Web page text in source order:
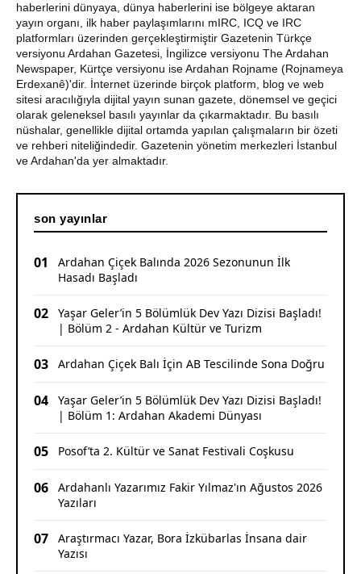
Bir Parti İşte Böyle Bitirilir
CHP Çıldır İl Genel Meclis Üyesi Gökhan Sözbir
Tutuklandı
Ardahan'da Traktör Devrildi: Sürücü Yaralandı
Uluslararası Badminton Turnuvasında Erzincanlı
Sporculardan Büyük Başarı: 3 Altın, 1 Gümüş Madalya
haberlerini dünyaya, dünya haberlerini ise bölgeye aktaran
yayın organı, ilk haber paylaşımlarını mIRC, ICQ ve IRC
platformları üzerinden gerçekleştirmiştir Gazetenin Türkçe
versiyonu Ardahan Gazetesi, İngilizce versiyonu The Ardahan
Newspaper, Kürtçe versiyonu ise Ardahan Rojname (Rojnameya
Erdexanê)'dir. İnternet üzerinde birçok platform, blog ve web
sitesi aracılığıyla dijital yayın sunan gazete, dönemsel ve geçici
olarak geleneksel basılı yayınlar da çıkarmaktadır. Bu basılı
nüshalar, genellikle dijital ortamda yapılan çalışmaların bir özeti
ve rehberi niteliğindedir. Gazetenin yönetim merkezleri İstanbul
ve Ardahan'da yer almaktadır.
son yayınlar
01
Ardahan Çiçek Balında 2026 Sezonunun İlk
Hasadı Başladı
02
Yaşar Geler’in 5 Bölümlük Dev Yazı Dizisi Başladı!
| Bölüm 2 - Ardahan Kültür ve Turizm
03 Ardahan Çiçek Balı İçin AB Tescilinde Sona Doğru
04
Yaşar Geler’in 5 Bölümlük Dev Yazı Dizisi Başladı!
| Bölüm 1: Ardahan Akademi Dünyası
05 Posof’ta 2. Kültür ve Sanat Festivali Coşkusu
06
Ardahanlı Yazarımız Fakir Yılmaz'ın Ağustos 2026
Yazıları
07
Araştırmacı Yazar, Bora İzkübarlas İnsana dair
Yazısı